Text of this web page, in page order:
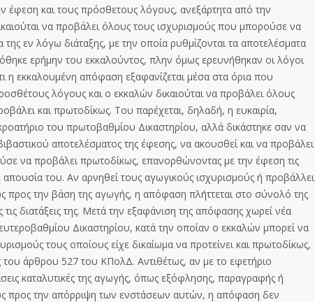
έφεση και τους πρόσθετους λόγους, ανεξάρτητα από την
να προβάλει όλους τους ισχυρισμούς που μπορούσε να
της εν λόγω διάταξης, με την οποία ρυθμίζονται τα αποτελέσματα
ερήμην του εκκαλούντος, πλην όμως ερευνήθηκαν οι λόγοι
η εκκαλουμένη απόφαση εξαφανίζεται μέσα στα όρια που
λόγους και ο εκκαλών δικαιούται να προβάλει όλους
και πρωτοδίκως. Του παρέχεται, δηλαδή, η ευκαιρία,
του πρωτοβαθμίου Δικαστηρίου, αλλά δικάστηκε σαν να
αποτελέσματος της έφεσης, να ακουσθεί και να προβάλει
να προβάλει πρωτοδίκως, επανορθώνοντας με την έφεση τις
του. Αν αρνηθεί τους αγωγικούς ισχυρισμούς ή προβάλλει
προς την βάση της αγωγής, η απόφαση πλήττεται στο σύνολό της
διατάξεις της. Μετά την εξαφάνιση της απόφασης χωρεί νέα
Δικαστηρίου, κατά την οποίαν ο εκκαλών μπορεί να
τους οποίους είχε δικαίωμα να προτείνει και πρωτοδίκως,
του άρθρου 527 του ΚΠολΔ. Αντιθέτως, αν με το εφετήριο
καταλυτικές της αγωγής, όπως εξόφλησης, παραγραφής ή
προς την απόρριψη των ενστάσεων αυτών, η απόφαση δεν